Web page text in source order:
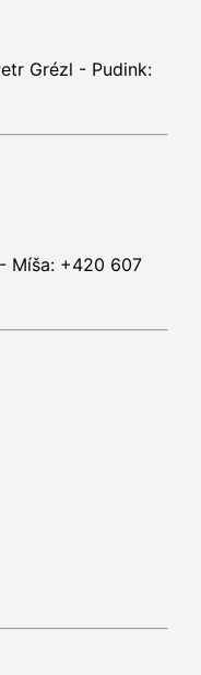
Grézl - Pudink:
Míša: +420 607